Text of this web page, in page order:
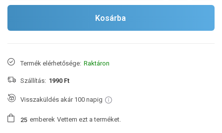
Kosárba
Termék elérhetősége: Raktáron
Szállítás: 1990 Ft
Visszaküldés akár 100 napig
25 emberek Vettem ezt a terméket.